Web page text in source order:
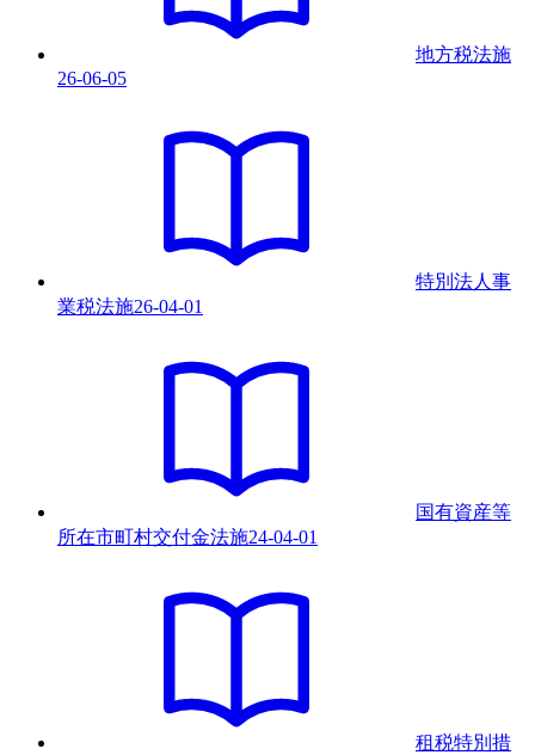
地方税法施
26-06-05
特別法人事
業税法施26-04-01
国有資産等
所在市町村交付金法施24-04-01
租税特別措